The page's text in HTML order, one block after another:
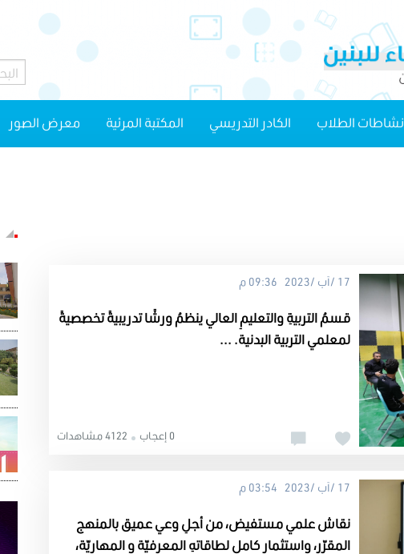
نشاطات الطلاب الكادر التدريسي المكتبة المرئية معرض الصور
17 /آب /2023 09:36 م
قسمُ التربيةِ والتعليمِ العالي ينظمُ ورشًا تدريبيةً تخصصيةً
لمعلمي التربية البدنية. ...
4122 مشاهدات 0 إعجاب
17 /آب /2023 03:54 م
نقاش علمي مستفيض، من أجلِ وعي عميق بالمنهج
المقرّر، واستثمار كامل لطاقاتهِ المعرفيّة و المهاريّة،